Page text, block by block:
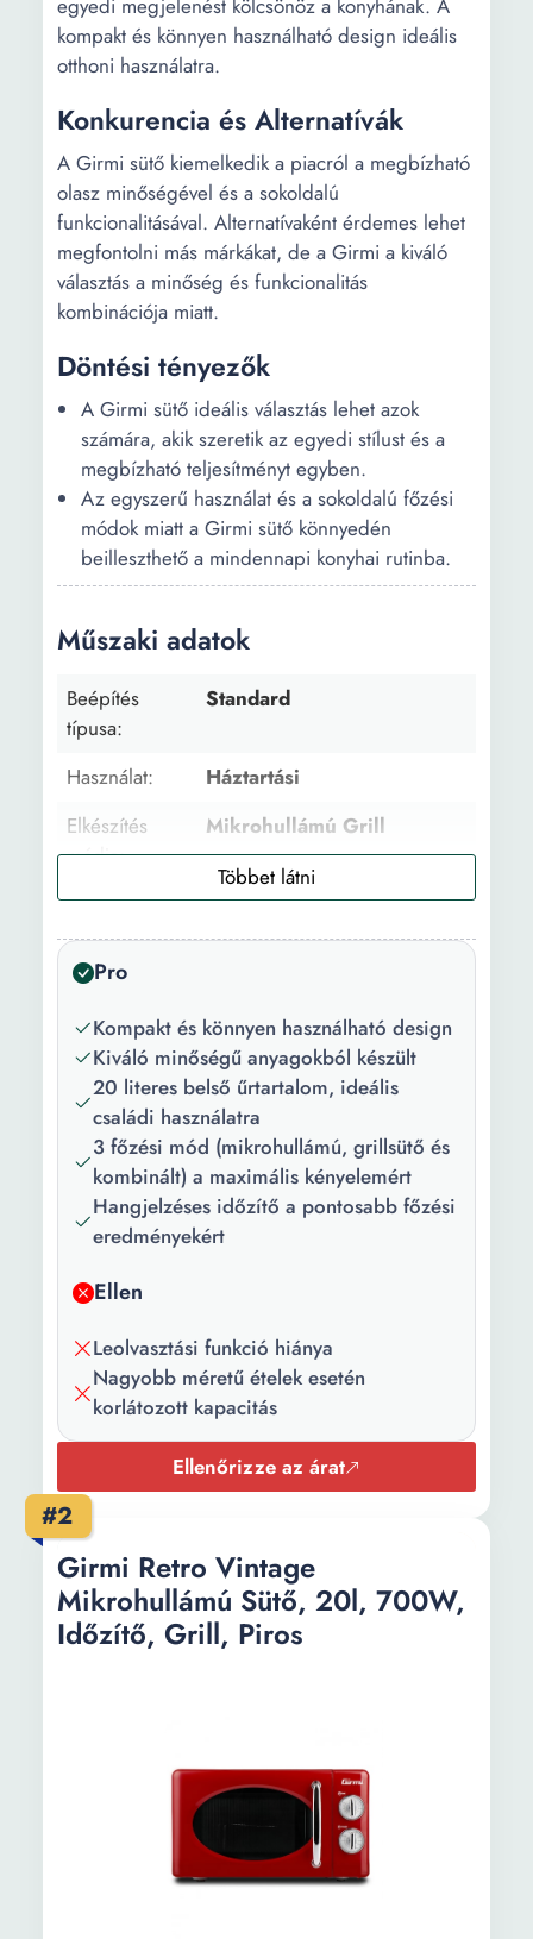
egyedi megjelenést kölcsönöz a konyhának. A
kompakt és könnyen használható design ideális
otthoni használatra.
Konkurencia és Alternatívák
A Girmi sütő kiemelkedik a piacról a megbízható
olasz minőségével és a sokoldalú
funkcionalitásával. Alternatívaként érdemes lehet
megfontolni más márkákat, de a Girmi a kiváló
választás a minőség és funkcionalitás
kombinációja miatt.
Döntési tényezők
A Girmi sütő ideális választás lehet azok
számára, akik szeretik az egyedi stílust és a
megbízható teljesítményt egyben.
Az egyszerű használat és a sokoldalú főzési
módok miatt a Girmi sütő könnyedén
beilleszthető a mindennapi konyhai rutinba.
Műszaki adatok
Beépítés
típusa:
Standard
Használat:
Háztartási
Elkészítés
módja:
Mikrohullámú Grill
Vezérlőpanel
típusa:
Mechanikus
Ajtó nyítása:
Kapacitás:
20 l
Belső anyag:
Acél
Tulajdonság:
Belső világítás Gyors
felmelegedés Kivehető
tálca
Csomag
1 x grill 1 darab
Teljesítmény:
700 W
Grill
teljesítmény:
800 W
Energiafogyasztás: 1150 W
Súly:
Forgó lemez
átmérő:
24.5 cm
Pro
Kompakt és könnyen használható design
Kiváló minőségű anyagokból készült
20 literes belső űrtartalom, ideális
családi használatra
3 főzési mód (mikrohullámú, grillsütő és
kombinált) a maximális kényelemért
Hangjelzéses időzítő a pontosabb főzési
eredményekért
Ellen
Leolvasztási funkció hiánya
Nagyobb méretű ételek esetén
korlátozott kapacitás
Ellenőrizze az árat
#2
Girmi Retro Vintage
Mikrohullámú Sütő, 20l, 700W,
Időzítő, Grill, Piros